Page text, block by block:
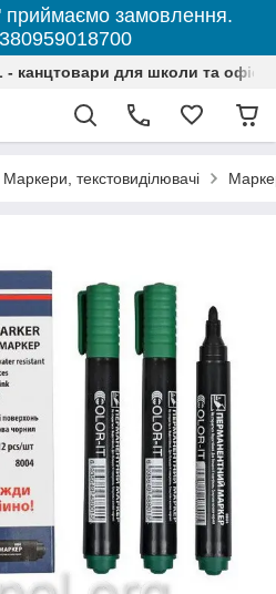
замовлення.
- канцтовари для школи та офісу
Маркери, текстовиділювачі